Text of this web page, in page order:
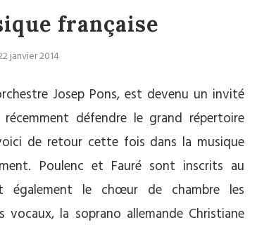
française
janvier 2014
Josep Pons, est devenu un invité
défendre le grand répertoire
de retour cette fois dans la musique
Poulenc et Fauré sont inscrits au
le chœur de chambre les
la soprano allemande Christiane